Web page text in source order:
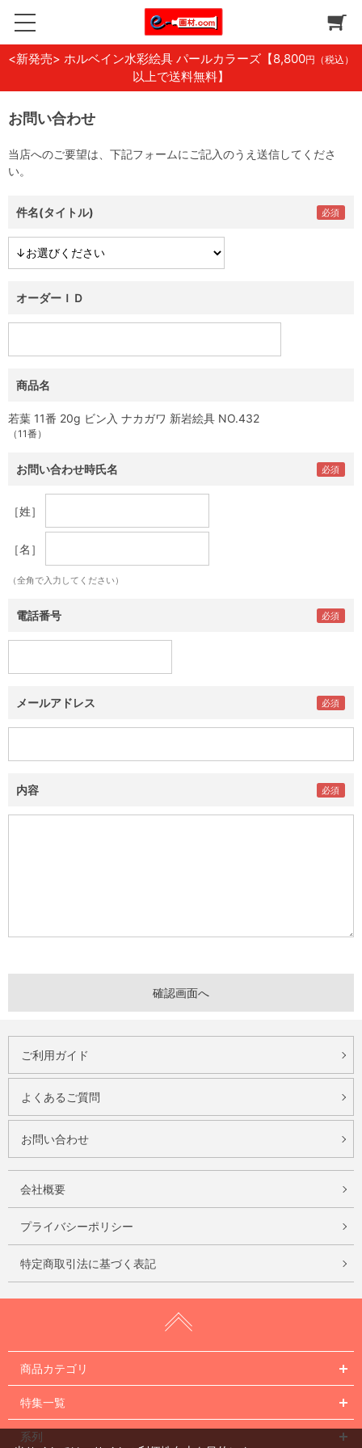
<新発売> ホルベイン水彩絵具 パールカラーズ 【8,800円（税込）
以上で送料無料】
お問い合わせ
当店へのご要望は、下記フォームにご記入のうえ送信してくださ
い。
件名(タイトル)
オーダーＩＤ
商品名
若葉 11番 20g ビン入 ナカガワ 新岩絵具 NO.432
（11番）
お問い合わせ時氏名
［姓］
［名］
（全角で入力してください）
電話番号
メールアドレス
内容
ご利用ガイド
よくあるご質問
お問い合わせ
会社概要
プライバシーポリシー
特定商取引法に基づく表記
商品カテゴリ
特集一覧
系列